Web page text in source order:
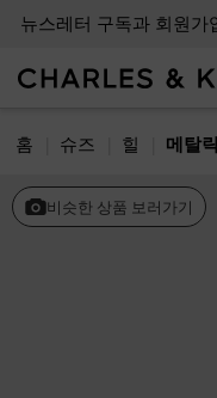
뉴스레터 구독과 회원가
홈 슈즈 힐 메탈
비슷한 상품 보러가기